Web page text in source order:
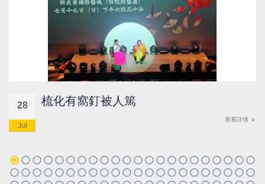
28
Jul
梳化有窩釘被人篤
查看詳情